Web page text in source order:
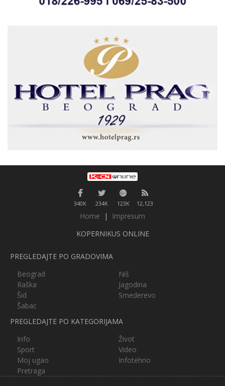
340K 234K 123K 12,123
Home |
Impresum
KOPERNIKUS ONLINE
PREGLEDAJTE PO GRADOVIMA
Beograd
Niš
Raška
Jagodina
Šid
Smederevo
Šabac
PREGLEDAJTE PO KATEGORIJAMA
Info
Život
Sport
Video
Moj ugao
Infotehno
Pretraga